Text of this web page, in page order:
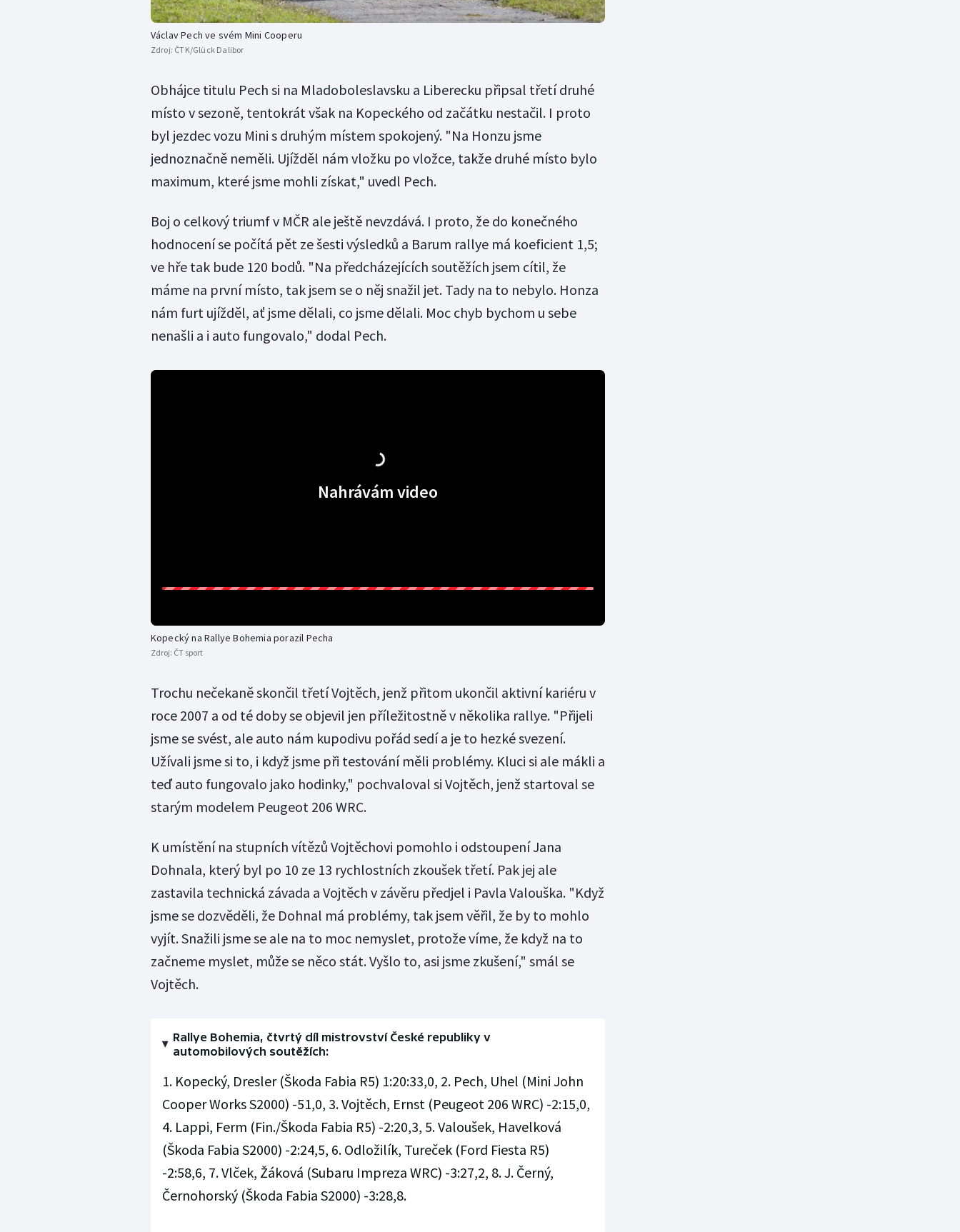
Václav Pech ve svém Mini Cooperu
Zdroj: ČTK/Glück Dalibor
Obhájce titulu Pech si na Mladoboleslavsku a Liberecku připsal třetí druhé
místo v sezoně, tentokrát však na Kopeckého od začátku nestačil. I proto
byl jezdec vozu Mini s druhým místem spokojený. "Na Honzu jsme
jednoznačně neměli. Ujížděl nám vložku po vložce, takže druhé místo bylo
maximum, které jsme mohli získat," uvedl Pech.
Boj o celkový triumf v MČR ale ještě nevzdává. I proto, že do konečného
hodnocení se počítá pět ze šesti výsledků a Barum rallye má koeficient 1,5;
ve hře tak bude 120 bodů. "Na předcházejících soutěžích jsem cítil, že
máme na první místo, tak jsem se o něj snažil jet. Tady na to nebylo. Honza
nám furt ujížděl, ať jsme dělali, co jsme dělali. Moc chyb bychom u sebe
nenašli a i auto fungovalo," dodal Pech.
Nahrávám video
Kopecký na Rallye Bohemia porazil Pecha
Zdroj: ČT sport
Trochu nečekaně skončil třetí Vojtěch, jenž přitom ukončil aktivní kariéru v
roce 2007 a od té doby se objevil jen příležitostně v několika rallye. "Přijeli
jsme se svést, ale auto nám kupodivu pořád sedí a je to hezké svezení.
Užívali jsme si to, i když jsme při testování měli problémy. Kluci si ale mákli a
teď auto fungovalo jako hodinky," pochvaloval si Vojtěch, jenž startoval se
starým modelem Peugeot 206 WRC.
K umístění na stupních vítězů Vojtěchovi pomohlo i odstoupení Jana
Dohnala, který byl po 10 ze 13 rychlostních zkoušek třetí. Pak jej ale
zastavila technická závada a Vojtěch v závěru předjel i Pavla Valouška. "Když
jsme se dozvěděli, že Dohnal má problémy, tak jsem věřil, že by to mohlo
vyjít. Snažili jsme se ale na to moc nemyslet, protože víme, že když na to
začneme myslet, může se něco stát. Vyšlo to, asi jsme zkušení," smál se
Vojtěch.
Rallye Bohemia, čtvrtý díl mistrovství České republiky v
automobilových soutěžích:
1. Kopecký, Dresler (Škoda Fabia R5) 1:20:33,0, 2. Pech, Uhel (Mini John
Cooper Works S2000) -51,0, 3. Vojtěch, Ernst (Peugeot 206 WRC) -2:15,0,
4. Lappi, Ferm (Fin./Škoda Fabia R5) -2:20,3, 5. Valoušek, Havelková
(Škoda Fabia S2000) -2:24,5, 6. Odložilík, Tureček (Ford Fiesta R5)
-2:58,6, 7. Vlček, Žáková (Subaru Impreza WRC) -3:27,2, 8. J. Černý,
Černohorský (Škoda Fabia S2000) -3:28,8.